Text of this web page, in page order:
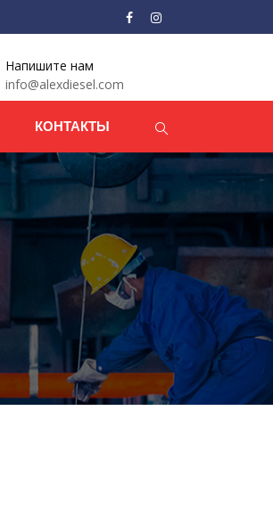
Напишите нам
info@alexdiesel.com
КОНТАКТЫ